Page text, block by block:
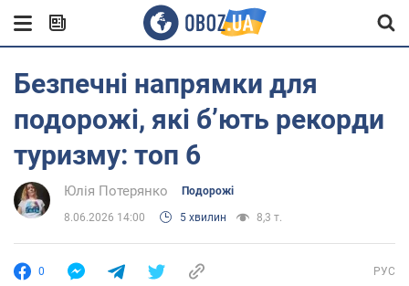
Безпечні напрямки для
подорожі, які бʼють рекорди
туризму: топ 6
Юлія Потерянко Подорожі
8.06.2026 14:00 5 хвилин 8,3 т.
0 РУС